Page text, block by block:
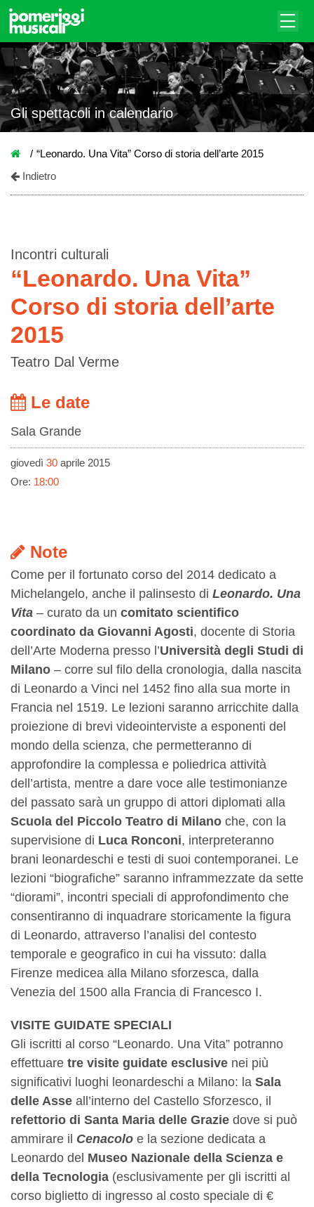
Gli spettacoli in calendario
“Leonardo. Una Vita” Corso di storia dell’arte 2015
Indietro
Incontri culturali
“Leonardo. Una Vita”
Corso di storia dell’arte
2015
Teatro Dal Verme
Le date
Sala Grande
giovedì 30 aprile 2015
Ore: 18:00
Note
Come per il fortunato corso del 2014 dedicato a
Michelangelo, anche il palinsesto di Leonardo. Una
Vita – curato da un comitato scientifico
coordinato da Giovanni Agosti, docente di Storia
dell’Arte Moderna presso l’Università degli Studi di
Milano – corre sul filo della cronologia, dalla nascita
di Leonardo a Vinci nel 1452 fino alla sua morte in
Francia nel 1519. Le lezioni saranno arricchite dalla
proiezione di brevi videointerviste a esponenti del
mondo della scienza, che permetteranno di
approfondire la complessa e poliedrica attività
dell’artista, mentre a dare voce alle testimonianze
del passato sarà un gruppo di attori diplomati alla
Scuola del Piccolo Teatro di Milano che, con la
supervisione di Luca Ronconi, interpreteranno
brani leonardeschi e testi di suoi contemporanei. Le
lezioni “biografiche” saranno inframmezzate da sette
“diorami”, incontri speciali di approfondimento che
consentiranno di inquadrare storicamente la figura
di Leonardo, attraverso l’analisi del contesto
temporale e geografico in cui ha vissuto: dalla
Firenze medicea alla Milano sforzesca, dalla
Venezia del 1500 alla Francia di Francesco I.
VISITE GUIDATE SPECIALI
Gli iscritti al corso “Leonardo. Una Vita” potranno
effettuare tre visite guidate esclusive nei più
significativi luoghi leonardeschi a Milano: la Sala
delle Asse all’interno del Castello Sforzesco, il
refettorio di Santa Maria delle Grazie dove si può
ammirare il Cenacolo e la sezione dedicata a
Leonardo del Museo Nazionale della Scienza e
della Tecnologia (esclusivamente per gli iscritti al
corso biglietto di ingresso al costo speciale di €